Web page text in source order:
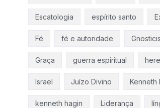
Escatologia espírito santo
Fé fé e autoridade
Graça guerra espiritual
Israel Juízo Divino Kenneth
kenneth hagin Liderança